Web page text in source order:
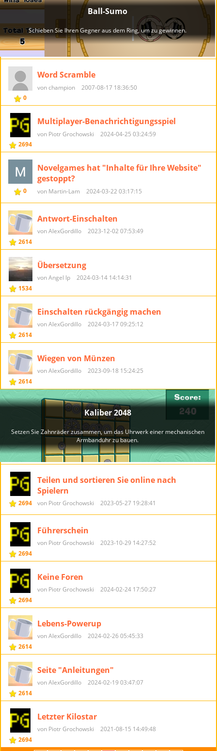
0
Word Scramble
von champion 2007-08-17 18:36:50
2694
Multiplayer-Benachrichtigungsspiel
von Piotr Grochowski 2024-04-25 03:24:59
0
Novelgames hat "Inhalte für Ihre Website"
gestoppt?
von Martin-Lam 2024-03-22 03:17:15
2614
Antwort-Einschalten
von AlexGordillo 2023-12-02 07:53:49
1534
Übersetzung
von Angel Ip 2024-03-14 14:14:31
2614
Einschalten rückgängig machen
von AlexGordillo 2024-03-17 09:25:12
2614
Wiegen von Münzen
von AlexGordillo 2023-09-18 15:24:25
2694
Teilen und sortieren Sie online nach
Spielern
von Piotr Grochowski 2023-05-27 19:28:41
2694
Führerschein
von Piotr Grochowski 2023-10-29 14:27:52
2694
Keine Foren
von Piotr Grochowski 2024-02-24 17:50:27
2614
Lebens-Powerup
von AlexGordillo 2024-02-26 05:45:33
2614
Seite "Anleitungen"
von AlexGordillo 2024-02-19 03:47:07
2694
Letzter Kilostar
von Piotr Grochowski 2021-08-15 14:49:48